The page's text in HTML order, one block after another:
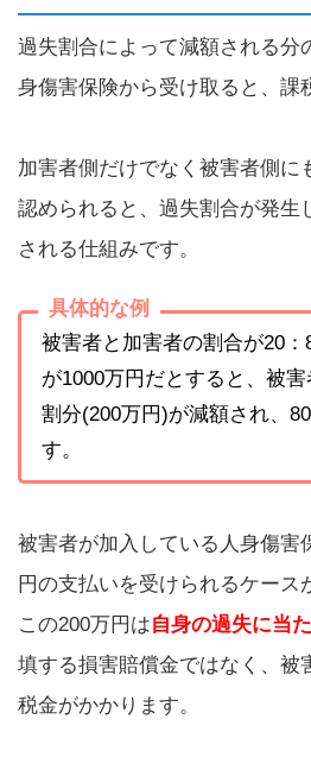
過失割合によって減額される分
身傷害保険から受け取ると、課
加害者側だけでなく被害者側に
認められると、過失割合が発生
される仕組みです。
具体的な例
被害者と加害者の割合が20
が1000万円だとすると、被
割分(200万円)が減額され、
す。
被害者が加入している人身傷害
円の支払いを受けられるケース
この200万円は自身の過失に当
填する損害賠償金ではなく、被
税金がかかります。